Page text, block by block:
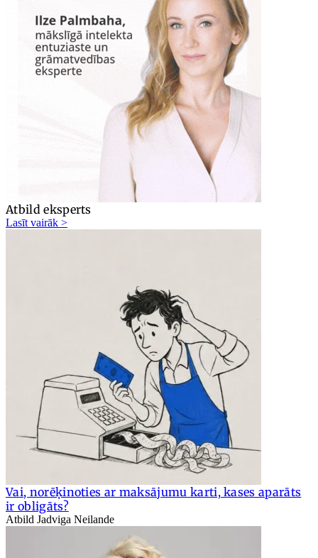
Atbild eksperts
Lasīt vairāk >
Vai, norēķinoties ar maksājumu karti, kases aparāts
ir obligāts?
Atbild Jadviga Neilande